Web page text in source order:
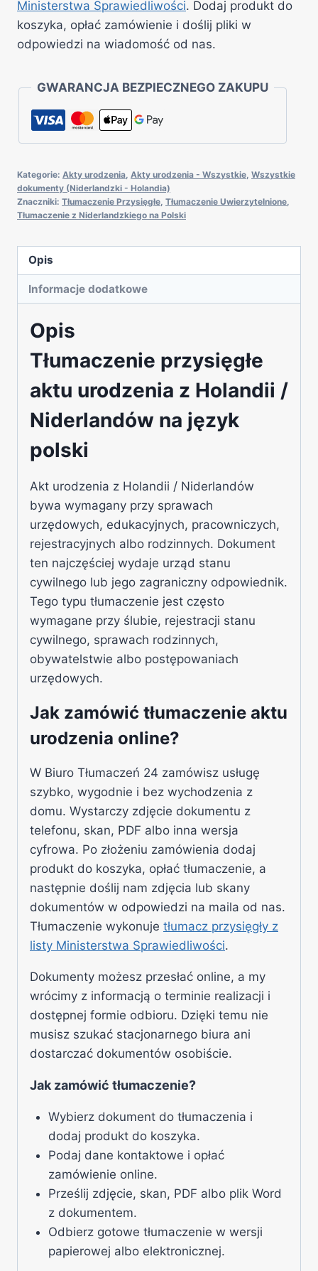
Ministerstwa Sprawiedliwości. Dodaj produkt do
koszyka, opłać zamówienie i doślij pliki w
odpowiedzi na wiadomość od nas.
GWARANCJA BEZPIECZNEGO ZAKUPU
Kategorie: Akty urodzenia Akty urodzenia - Wszystkie Wszystkie
dokumenty (Niderlandzki - Holandia)
Znaczniki: Tłumaczenie Przysięgłe Tłumaczenie Uwierzytelnione
Tłumaczenie z Niderlandzkiego na Polski
Opis
Informacje dodatkowe
Opis
Tłumaczenie przysięgłe
aktu urodzenia z Holandii /
Niderlandów na język
polski
Akt urodzenia z Holandii / Niderlandów
bywa wymagany przy sprawach
urzędowych, edukacyjnych, pracowniczych,
rejestracyjnych albo rodzinnych. Dokument
ten najczęściej wydaje urząd stanu
cywilnego lub jego zagraniczny odpowiednik.
Tego typu tłumaczenie jest często
wymagane przy ślubie, rejestracji stanu
cywilnego, sprawach rodzinnych,
obywatelstwie albo postępowaniach
urzędowych.
Jak zamówić tłumaczenie aktu
urodzenia online?
W Biuro Tłumaczeń 24 zamówisz usługę
szybko, wygodnie i bez wychodzenia z
domu. Wystarczy zdjęcie dokumentu z
telefonu, skan, PDF albo inna wersja
cyfrowa. Po złożeniu zamówienia dodaj
produkt do koszyka, opłać tłumaczenie, a
następnie doślij nam zdjęcia lub skany
dokumentów w odpowiedzi na maila od nas.
Tłumaczenie wykonuje tłumacz przysięgły z
listy Ministerstwa Sprawiedliwości.
Dokumenty możesz przesłać online, a my
wrócimy z informacją o terminie realizacji i
dostępnej formie odbioru. Dzięki temu nie
musisz szukać stacjonarnego biura ani
dostarczać dokumentów osobiście.
Jak zamówić tłumaczenie?
Wybierz dokument do tłumaczenia i
dodaj produkt do koszyka.
Podaj dane kontaktowe i opłać
zamówienie online.
Prześlij zdjęcie, skan, PDF albo plik Word
z dokumentem.
Odbierz gotowe tłumaczenie w wersji
papierowej albo elektronicznej.